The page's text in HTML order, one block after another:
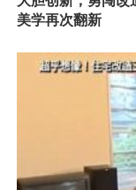
美学再次翻新